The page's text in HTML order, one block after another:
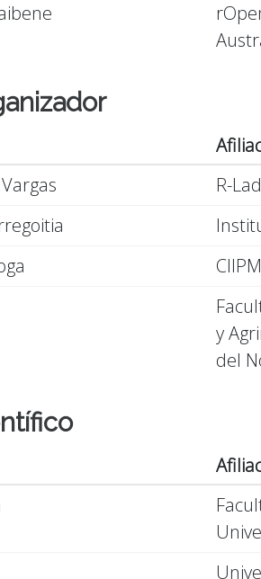
R-
y
del